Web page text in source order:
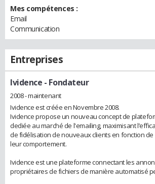
Mes compétences :
Email
Communication
Entreprises
Ividence - Fondateur
2008 - maintenant
Ividence est créée en Novembre 2008.
Ividence propose un nouveau concept de
dediée au marché de l'emailing, maximisant
de fidélisation de nouveaux clients en fonction
leur comportement.
Ividence est une plateforme connectant les
propriétaires de fichiers de manière automatisé